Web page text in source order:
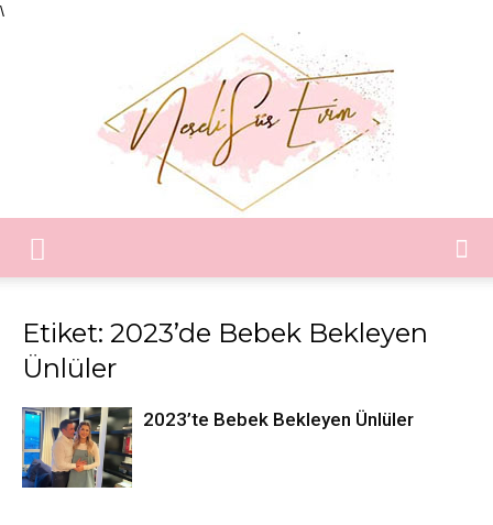
\
Etiket: 2023’de Bebek Bekleyen
Ünlüler
2023’te Bebek Bekleyen Ünlüler